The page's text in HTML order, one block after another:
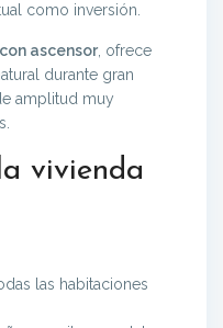
como inversión.
ascensor, ofrece
durante gran
amplitud muy
vivienda
las habitaciones